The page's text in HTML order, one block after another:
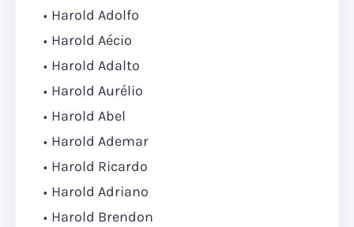
Harold Adolfo
Harold Aécio
Harold Adalto
Harold Aurélio
Harold Abel
Harold Ademar
Harold Ricardo
Harold Adriano
Harold Brendon